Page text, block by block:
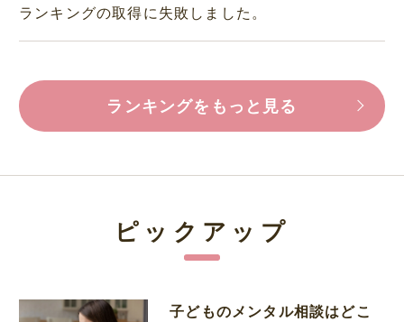
ランキングの取得に失敗しました。
ランキングをもっと見る
ピックアップ
子どものメンタル相談はどこ